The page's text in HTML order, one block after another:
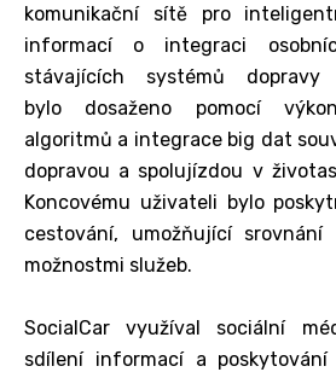
komunikační sítě pro
informací o integraci
stávajících systémů
bylo dosaženo pomocí
algoritmů a integrace big dat
dopravou a spolujízdou v
Koncovému uživateli bylo
cestování, umožňující
možnostmi služeb.
SocialCar využíval sociální
sdílení informací a